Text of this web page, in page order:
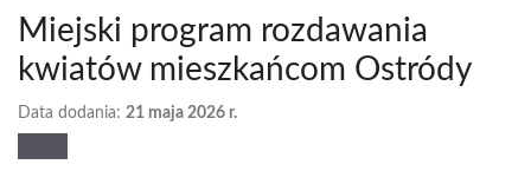
Miejski program rozdawania
kwiatów mieszkańcom Ostródy
Data dodania: 21 maja 2026 r.